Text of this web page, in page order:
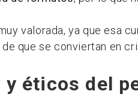
valorada, ya que esa
que se conviertan en
éticos del